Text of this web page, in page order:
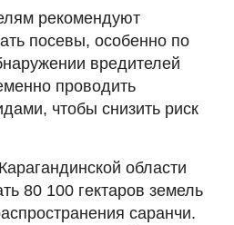
рекомендуют
посевы, особенно по
вредителей
проводить
чтобы снизить риск
области
80 100 гектаров земель
саранчи.